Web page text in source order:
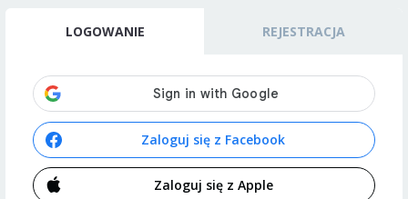
LOGOWANIE REJESTRACJA
Zaloguj się z Facebook
Zaloguj się z Apple